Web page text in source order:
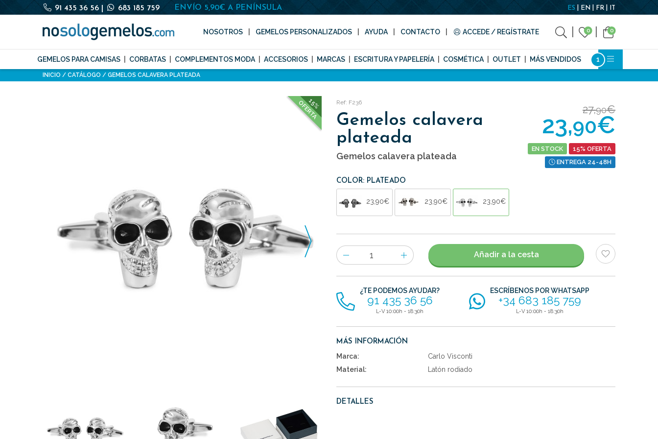
91 435 36 56 683 185 759 ENVÍO 5,90€ A PENÍNSULA ES EN FR IT
NOSOTROS GEMELOS PERSONALIZADOS AYUDA CONTACTO ACCEDE / REGÍSTRATE 0 0
GEMELOS PARA CAMISAS CORBATAS COMPLEMENTOS MODA ACCESORIOS MARCAS ESCRITURA Y PAPELERÍA COSMÉTICA OUTLET MÁS VENDIDOS
INICIO CATÁLOGO GEMELOS CALAVERA PLATEADA
15%
OFERTA Ref: F236
Gemelos calavera
plateada
Gemelos calavera plateada
27,90€
23,90€
EN STOCK
15% OFERTA
ENTREGA 24-48H
COLOR: PLATEADO
23,90€ 23,90€ 23,90€
Número
de
artículos
Añadir a la cesta
¿TE PODEMOS AYUDAR?
91 435 36 56
L-V 10:00h - 18:30h
ESCRÍBENOS POR WHATSAPP
+34 683 185 759
L-V 10:00h - 18:30h
MÁS INFORMACIÓN
Marca:
Carlo Visconti
Material:
Latón rodiado
DETALLES